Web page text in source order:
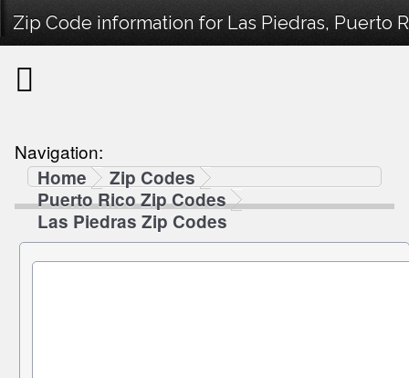
Zip Code information for Las Piedras, Puerto
Navigation:
Home
Zip Codes
Puerto Rico Zip Codes
Las Piedras Zip Codes